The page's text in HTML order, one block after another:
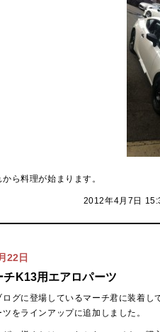
ら料理が始まります。
2012年4月7日
22日
チK13用エアロパーツ
ログに登場しているマーチ君に装着し
をラインアップに追加しました。